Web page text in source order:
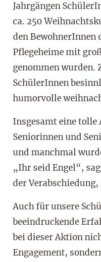
Jahrgängen
ca. 250
den BewohnerInnen
Pflegeheime mit
genommen wurden.
SchülerInnen
humorvolle
Insgesamt eine
Seniorinnen und
und manchmal
„Ihr seid Engel“,
der
Auch für unsere
beeindruckende
bei dieser Aktion
Engagement,